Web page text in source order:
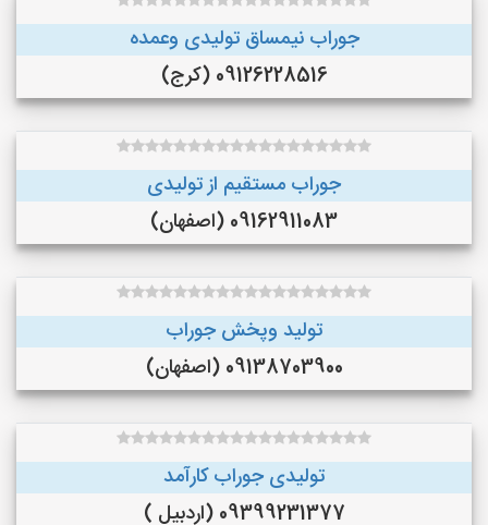
جوراب نیمساق تولیدی وعمده
09126228516 (کرج)
جوراب مستقیم از تولیدی
09162911083 (اصفهان)
تولید وپخش جوراب
09138703900 (اصفهان)
تولیدی جوراب کارآمد
09399231377 (اردبیل )